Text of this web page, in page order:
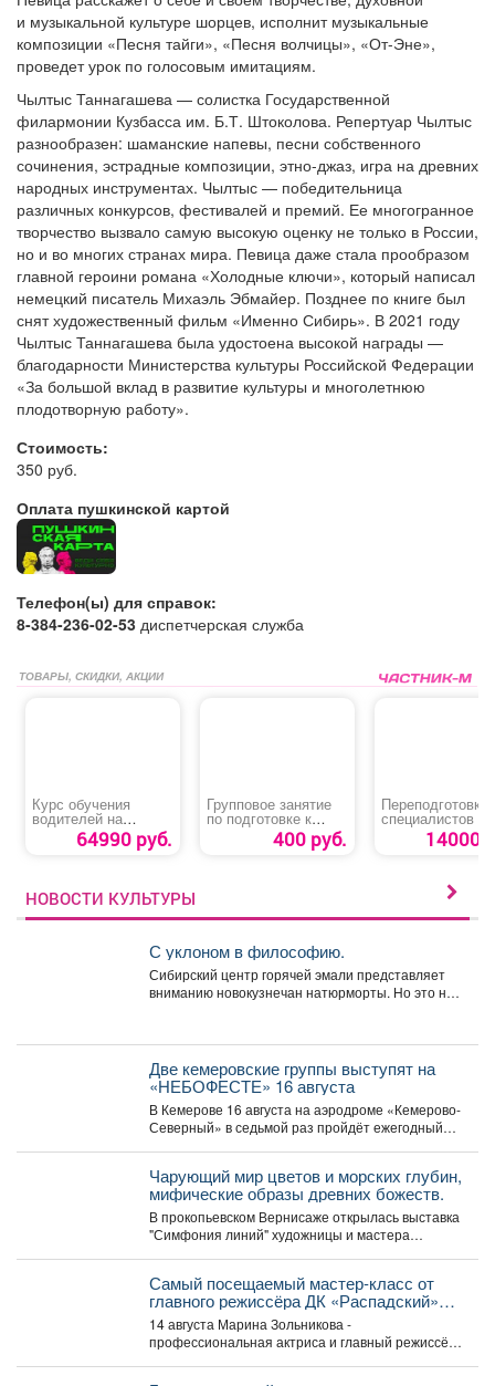
и музыкальной культуре шорцев, исполнит музыкальные
композиции «Песня тайги», «Песня волчицы», «От-Эне»,
проведет урок по голосовым имитациям.
Чылтыс Таннагашева — солистка Государственной
филармонии Кузбасса им. Б.Т. Штоколова. Репертуар Чылтыс
разнообразен: шаманские напевы, песни собственного
сочинения, эстрадные композиции, этно-джаз, игра на древних
народных инструментах. Чылтыс — победительница
различных конкурсов, фестивалей и премий. Ее многогранное
творчество вызвало самую высокую оценку не только в России,
но и во многих странах мира. Певица даже стала прообразом
главной героини романа «Холодные ключи», который написал
немецкий писатель Михаэль Эбмайер. Позднее по книге был
снят художественный фильм «Именно Сибирь». В 2021 году
Чылтыс Таннагашева была удостоена высокой награды —
благодарности Министерства культуры Российской Федерации
«За большой вклад в развитие культуры и многолетнюю
плодотворную работу».
Стоимость:
350 руб.
Оплата пушкинской картой
Телефон(ы) для справок:
8-384-236-02-53 диспетчерская служба
ТОВАРЫ, СКИДКИ, АКЦИИ
Курс обучения
водителей на
категорию «В»
64990 руб.
Групповое занятие
по подготовке к
школе 400 руб.
Переподготовка
специалистов
«Специалист,
ответственный
дорожного
движения»
14000
НОВОСТИ КУЛЬТУРЫ
С уклоном в философию.
Сибирский центр горячей эмали представляет
вниманию новокузнечан натюрморты. Но это не
Две кемеровские группы выступят на
«НЕБОФЕСТЕ» 16 августа
В Кемерове 16 августа на аэродроме «Кемерово-
Северный» в седьмой раз пройдёт ежегодный
Чарующий мир цветов и морских глубин,
мифические образы древних божеств.
В прокопьевском Вернисаже открылась выставка
"Симфония линий" художницы и мастера
Самый посещаемый мастер‑класс от
главного режиссёра ДК «Распадский»
возвращается
14 августа Марина Зольникова -
профессиональная актриса и главный режиссёр